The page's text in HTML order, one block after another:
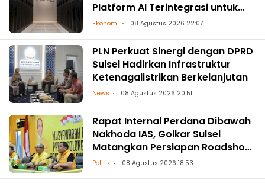
Platform AI Terintegrasi untuk
Asia-Pasifik
Ekonomi 08 Agustus 2026 22:07
PLN Perkuat Sinergi dengan DPRD
Sulsel Hadirkan Infrastruktur
Ketenagalistrikan Berkelanjutan
News 08 Agustus 2026 20:51
Rapat Internal Perdana Dibawah
Nakhoda IAS, Golkar Sulsel
Matangkan Persiapan Roadshow
ke Daerah
Politik 08 Agustus 2026 18:53